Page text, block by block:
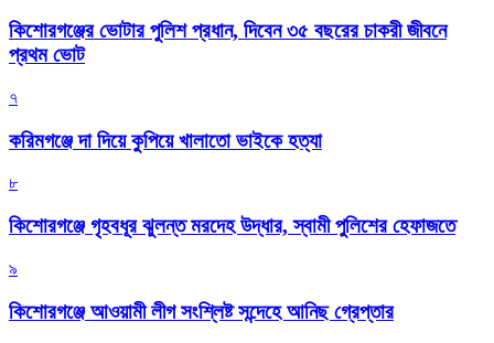
কিশোরগঞ্জের ভোটার পুলিশ প্রধান, দিবেন ৩৫ বছরের চাকরী জীবনে
প্রথম ভোট
৭
করিমগঞ্জে দা দিয়ে কুপিয়ে খালাতো ভাইকে হত্যা
৮
কিশোরগঞ্জে গৃহবধূর ঝুলন্ত মরদেহ উদ্ধার, স্বামী পুলিশের হেফাজতে
৯
কিশোরগঞ্জে আওয়ামী লীগ সংশ্লিষ্ট সন্দেহে আনিছ গ্রেপ্তার